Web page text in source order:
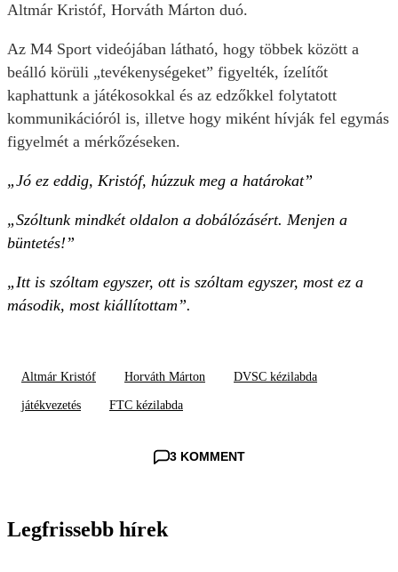
Altmár Kristóf, Horváth Márton duó.
Az M4 Sport videójában látható, hogy többek között a
beálló körüli „tevékenységeket” figyelték, ízelítőt
kaphattunk a játékosokkal és az edzőkkel folytatott
kommunikációról is, illetve hogy miként hívják fel egymás
figyelmét a mérkőzéseken.
„Jó ez eddig, Kristóf, húzzuk meg a határokat”
„Szóltunk mindkét oldalon a dobálózásért. Menjen a
büntetés!”
„Itt is szóltam egyszer, ott is szóltam egyszer, most ez a
második, most kiállítottam”.
Altmár Kristóf Horváth Márton DVSC kézilabda
játékvezetés FTC kézilabda
3 KOMMENT
Legfrissebb hírek